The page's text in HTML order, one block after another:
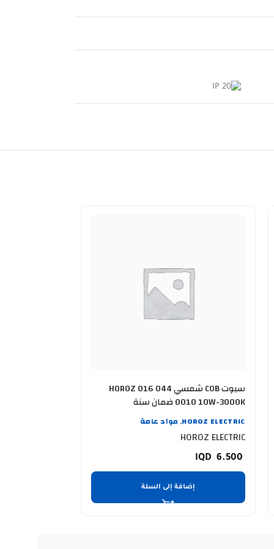
سبوت COB شمسي HOROZ 016 044
0010 10W-3000K ضمان سنة
HOROZ ELECTRIC
, مواد عامة
HOROZ ELECTRIC
6.500
إضافة إلى السلة